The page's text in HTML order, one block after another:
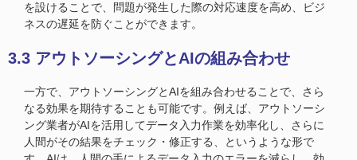
を設けることで、問題が発生した際の対応速度を高め、ビジ
ネスの遅延を防ぐことができます。
3.3 アウトソーシングとAIの組み合わせ
一方で、アウトソーシングとAIを組み合わせることで、さら
なる効果を期待することも可能です。例えば、アウトソーシ
ング業者がAIを活用してデータ入力作業を効率化し、さらに
人間がその結果をチェック・修正する、というような形で